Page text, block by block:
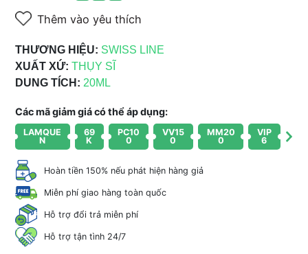
Thêm vào yêu thích
THƯƠNG HIỆU: SWISS LINE
XUẤT XỨ: THỤY SĨ
DUNG TÍCH: 20ML
Các mã giảm giá có thể áp dụng:
LAMQUE
N
69
K
PC10
0
VV15
0
MM20
0
VIP
6
Hoàn tiền 150% nếu phát hiện hàng giả
Miễn phí giao hàng toàn quốc
Hỗ trợ đổi trả miễn phí
Hỗ trợ tận tình 24/7